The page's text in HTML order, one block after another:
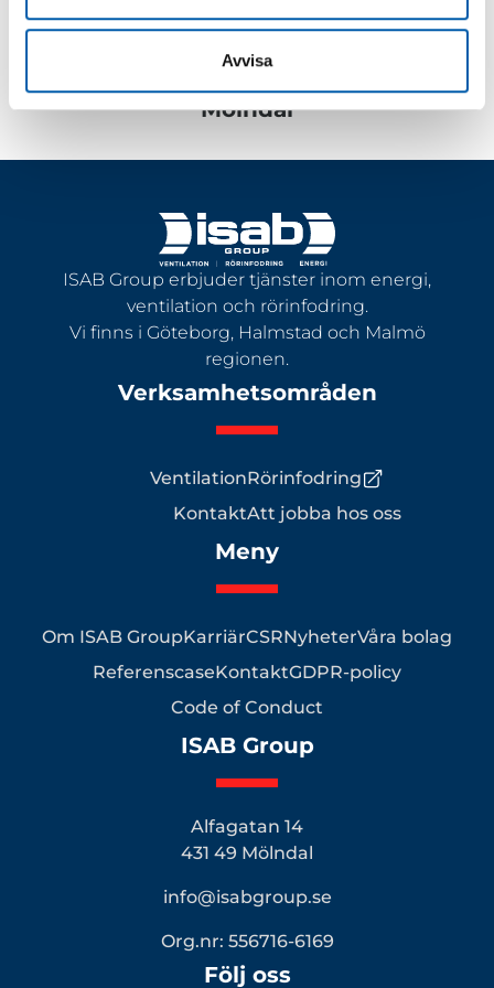
Avvisa
Mölndal
ISAB Group erbjuder tjänster inom energi,
ventilation och rörinfodring.
Vi finns i Göteborg, Halmstad och Malmö
regionen.
Verksamhetsområden
VentilationRörinfodring
KontaktAtt jobba hos oss
Meny
Om ISAB GroupKarriärCSRNyheterVåra bolag
ReferenscaseKontaktGDPR-policy
Code of Conduct
ISAB Group
Alfagatan 14
431 49 Mölndal
info@isabgroup.se
Org.nr: 556716-6169
Följ oss